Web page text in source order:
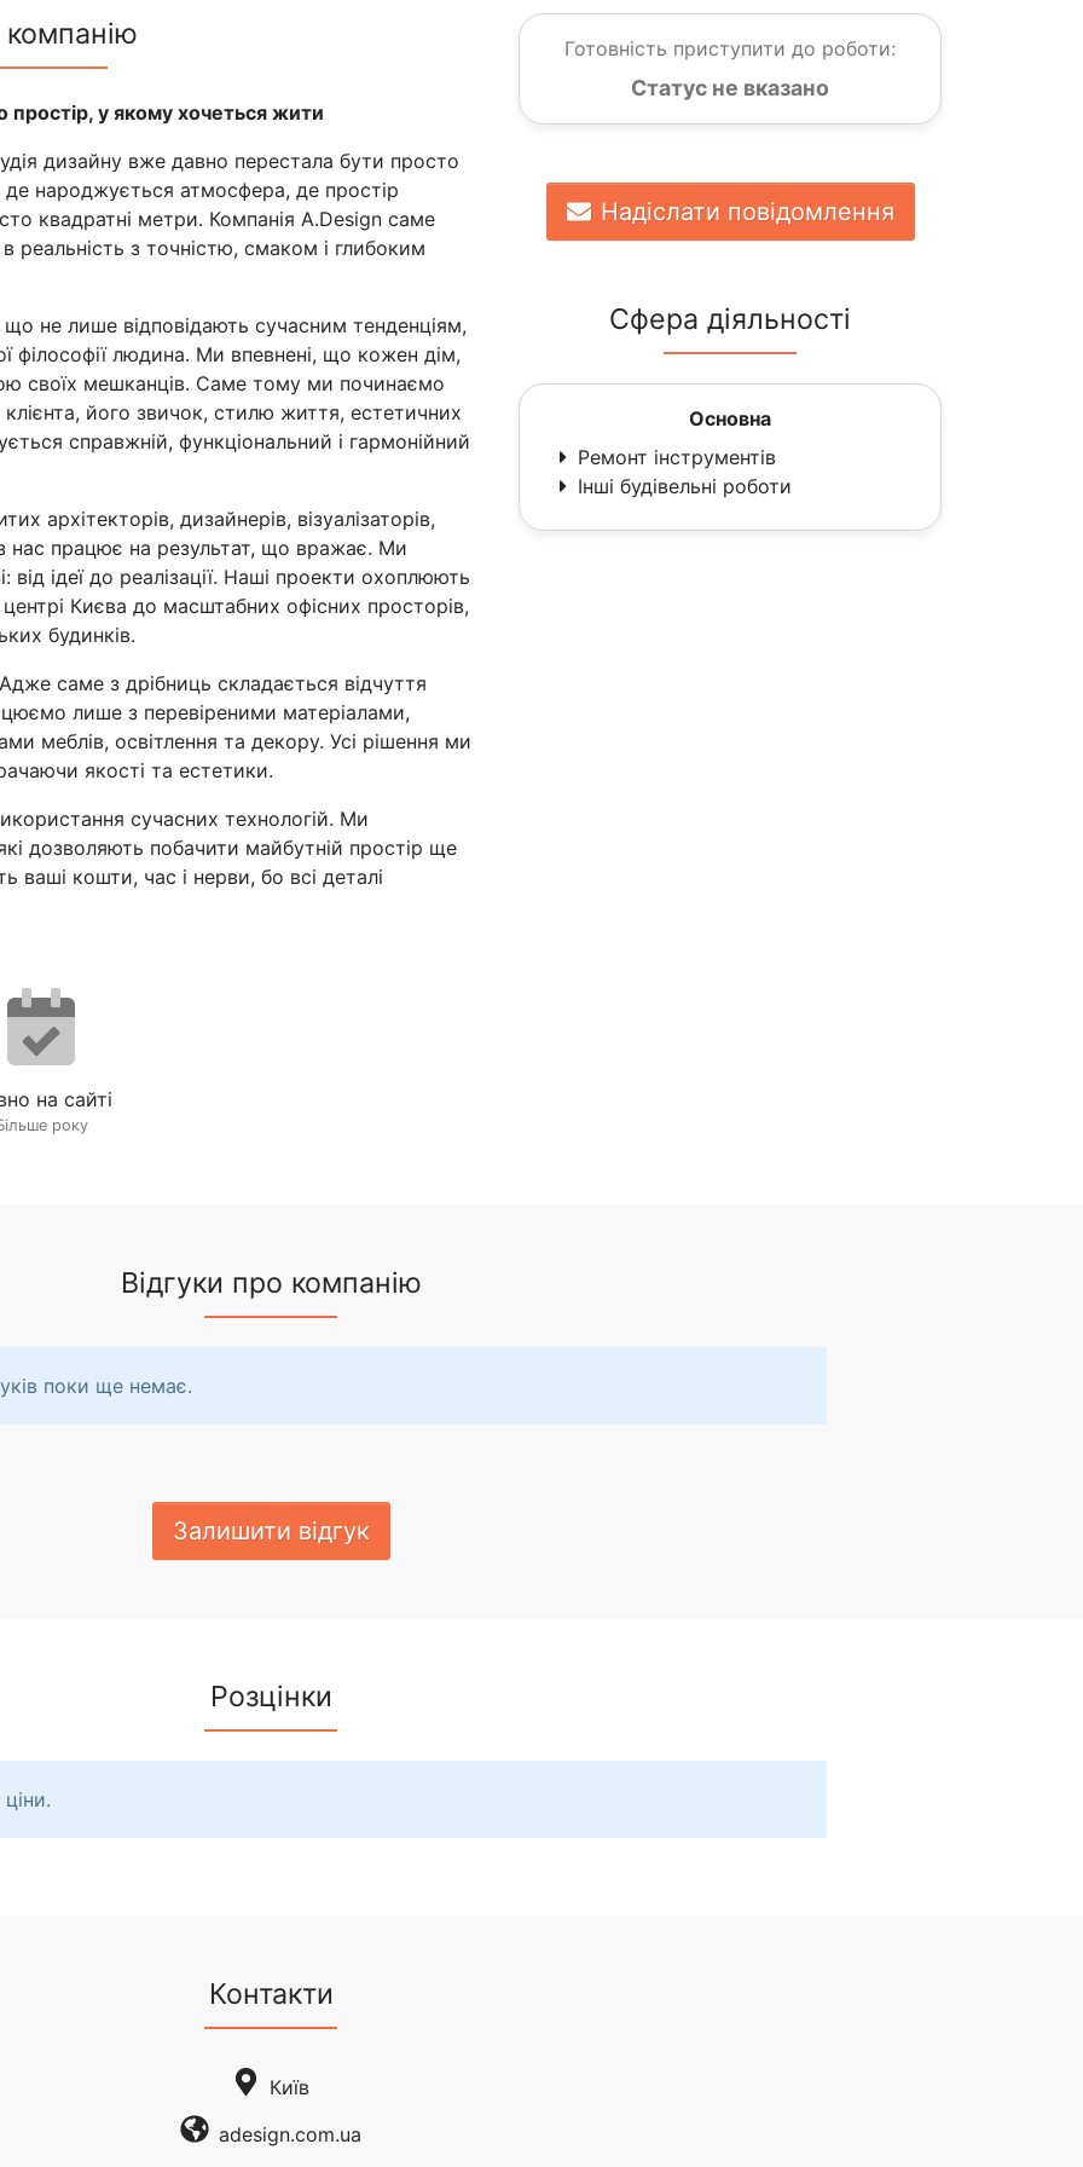
простір, у якому хочеться жити
дизайну вже давно перестала бути просто
народжується атмосфера, де простір
квадратні метри. Компанія A.Design саме
реальність з точністю, смаком і глибоким
не лише відповідають сучасним тенденціям,
філософії людина. Ми впевнені, що кожен дім,
своїх мешканців. Саме тому ми починаємо
його звичок, стилю життя, естетичних
справжній, функціональний і гармонійний
архітекторів, дизайнерів, візуалізаторів,
нас працює на результат, що вражає. Ми
ідеї до реалізації. Наші проекти охоплюють
Києва до масштабних офісних просторів,
будинків.
саме з дрібниць складається відчуття
лише з перевіреними матеріалами,
меблів, освітлення та декору. Усі рішення ми
якості та естетики.
сучасних технологій. Ми
дозволяють побачити майбутній простір ще
ваші кошти, час і нерви, бо всі деталі
на сайті
року
Готовність приступити до роботи:
Статус не вказано
Надіслати повідомлення
Сфера діяльності
Основна
Ремонт інструментів
Інші будівельні роботи
Відгуки про компанію
поки ще немає.
Залишити відгук
Розцінки
Контакти
Київ
adesign.com.ua